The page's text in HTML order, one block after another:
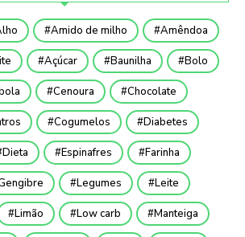
Amido de milho Amêndoa
Açúcar Baunilha Bolo
Cenoura Chocolate
Cogumelos Diabetes
Dieta Espinafres Farinha
Legumes Leite
Limão Low carb Manteiga